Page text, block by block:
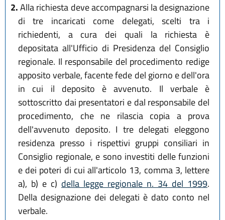
2.Alla richiesta deve accompagnarsi la designazione
di tre incaricati come delegati, scelti tra i
richiedenti, a cura dei quali la richiesta è
depositata all'Ufficio di Presidenza del Consiglio
regionale. Il responsabile del procedimento redige
apposito verbale, facente fede del giorno e dell'ora
in cui il deposito è avvenuto. Il verbale è
sottoscritto dai presentatori e dal responsabile del
procedimento, che ne rilascia copia a prova
dell'avvenuto deposito. I tre delegati eleggono
residenza presso i rispettivi gruppi consiliari in
Consiglio regionale, e sono investiti delle funzioni
e dei poteri di cui all'articolo 13, comma 3, lettere
a), b) e c) della legge regionale n. 34 del 1999.
Della designazione dei delegati è dato conto nel
verbale.